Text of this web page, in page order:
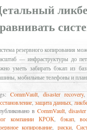
резервного копирования
— инфраструктуры до
уметь забирать бэкап из
мобильные телефоны и
CommVault,disaster recovery
защита данных
вCommVault ,
компании КРОК, бэкап,
копирование
риски,